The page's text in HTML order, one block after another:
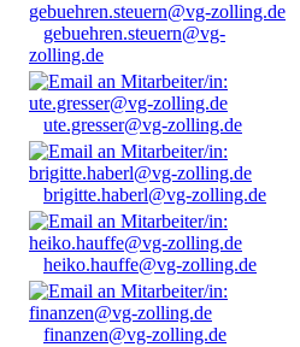
gebuehren.steuern@vg-
zolling.de
ute.gresser@vg-zolling.de
brigitte.haberl@vg-zolling.de
heiko.hauffe@vg-zolling.de
finanzen@vg-zolling.de